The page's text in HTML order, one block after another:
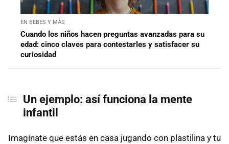
EN BEBES Y MÁS
Cuando los niños hacen preguntas avanzadas para su
edad: cinco claves para contestarles y satisfacer su
curiosidad
Un ejemplo: así funciona la mente
infantil
Imagínate que estás en casa jugando con plastilina y tu